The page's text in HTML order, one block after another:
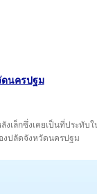
นครปฐม
เล็กซึ่งเคยเป็นที่ประทับ
งปลัดจังหวัดนครปฐม